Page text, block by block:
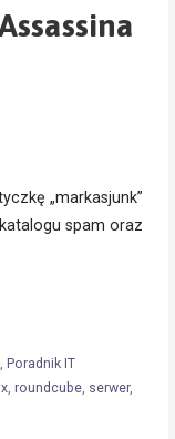
„markasjunk”
spam oraz
, Poradnik IT
, roundcube, serwer,